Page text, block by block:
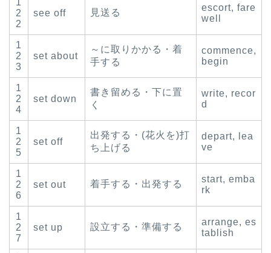
2
2
see off 見送る
escort, fare
well
1
2
3
set about
～に取りかかる・着
手する
commence,
begin
1
2
4
set down
書き留める・下に置
く
write, recor
d
1
2
5
set off
出発する・(花火を)打
ち上げる
depart, lea
ve
1
2
6
set out 着手する・出発する
start, emba
rk
1
2
7
set up 設立する・準備する
arrange, es
tablish